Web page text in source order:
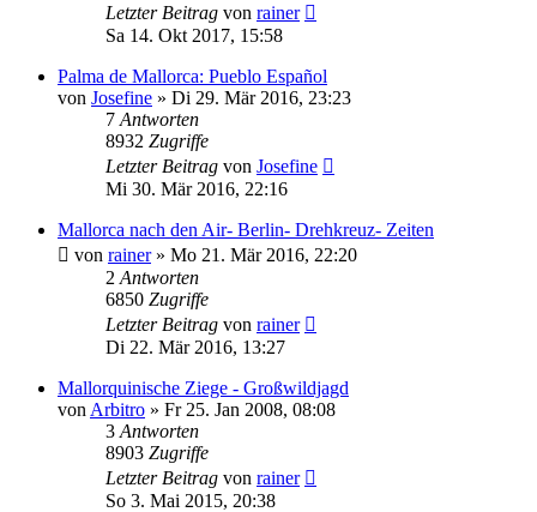
Letzter Beitrag von rainer
Sa 14. Okt 2017, 15:58
Palma de Mallorca: Pueblo Español
von Josefine » Di 29. Mär 2016, 23:23
7 Antworten
8932 Zugriffe
Letzter Beitrag von Josefine
Mi 30. Mär 2016, 22:16
Mallorca nach den Air- Berlin- Drehkreuz- Zeiten
von rainer» Mo 21. Mär 2016, 22:20
2 Antworten
6850 Zugriffe
Letzter Beitrag von rainer
Di 22. Mär 2016, 13:27
Mallorquinische Ziege - Großwildjagd
von Arbitro » Fr 25. Jan 2008, 08:08
3 Antworten
8903 Zugriffe
Letzter Beitrag von rainer
So 3. Mai 2015, 20:38